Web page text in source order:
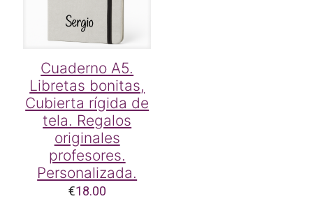
Cuaderno A5.
Libretas bonitas,
Cubierta rígida de
tela. Regalos
originales
profesores.
Personalizada.
€18.00